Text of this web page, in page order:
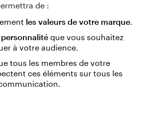
de :
les valeurs de votre marque.
personnalité que vous souhaitez
à votre audience.
tous les membres de votre
ces éléments sur tous les